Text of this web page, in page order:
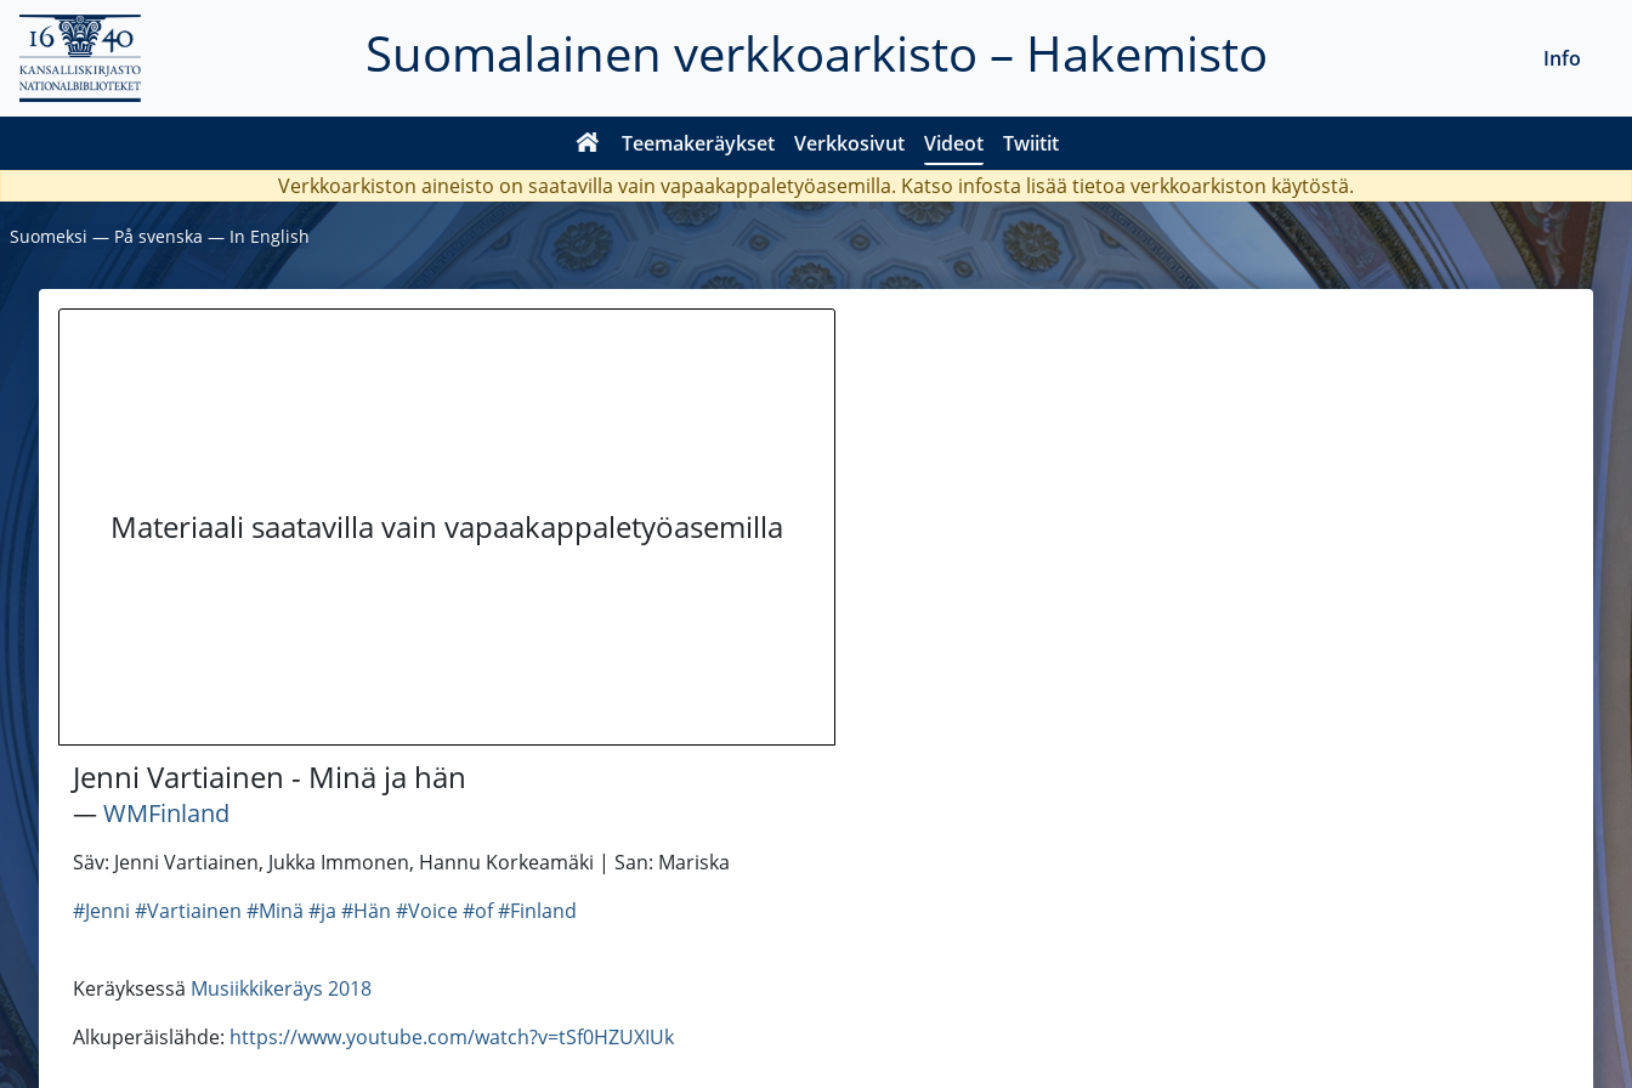
Suomalainen verkkoarkisto – Hakemisto
Teemakeräykset Verkkosivut Videot Twiitit
Info
Verkkoarkiston aineisto on saatavilla vain vapaakappaletyöasemilla. Katso infosta lisää tietoa verkkoarkiston käytöstä.
Suomeksi ― På svenska ― In English
Materiaali saatavilla vain vapaakappaletyöasemilla
Jenni Vartiainen - Minä ja hän
―WMFinland
Säv: Jenni Vartiainen, Jukka Immonen, Hannu Korkeamäki | San: Mariska
#Jenni #Vartiainen #Minä #ja #Hän #Voice#of#Finland
Keräyksessä Musiikkikeräys 2018
Alkuperäislähde: https://www.youtube.com/watch?v=tSf0HZUXIUk